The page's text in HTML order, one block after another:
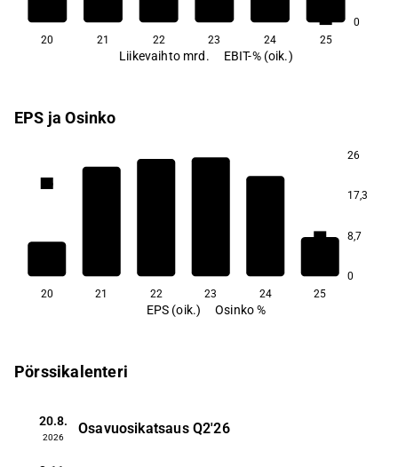
0
20 21 22 23 24 25
Liikevaihto mrd. EBIT-% (oik.)
EPS ja Osinko
26
17,3
8,7
0
4,6
1,9
20 21 22 23 24 25
EPS (oik.) Osinko %
Pörssikalenteri
20.8.
2026
Osavuosikatsaus Q2'26